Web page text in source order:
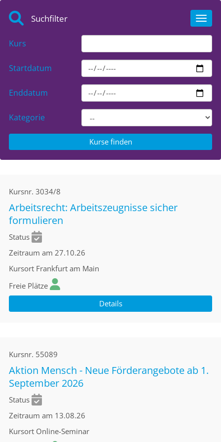
Suchfilter
Kurs
Startdatum
Enddatum
Kategorie
Kursnr. 3034/8
Arbeitsrecht: Arbeitszeugnisse sicher
formulieren
Status
Zeitraum am 27.10.26
Kursort Frankfurt am Main
Freie Plätze
Details
Kursnr. 55089
Aktion Mensch - Neue Förderangebote ab 1.
September 2026
Status
Zeitraum am 13.08.26
Kursort Online-Seminar